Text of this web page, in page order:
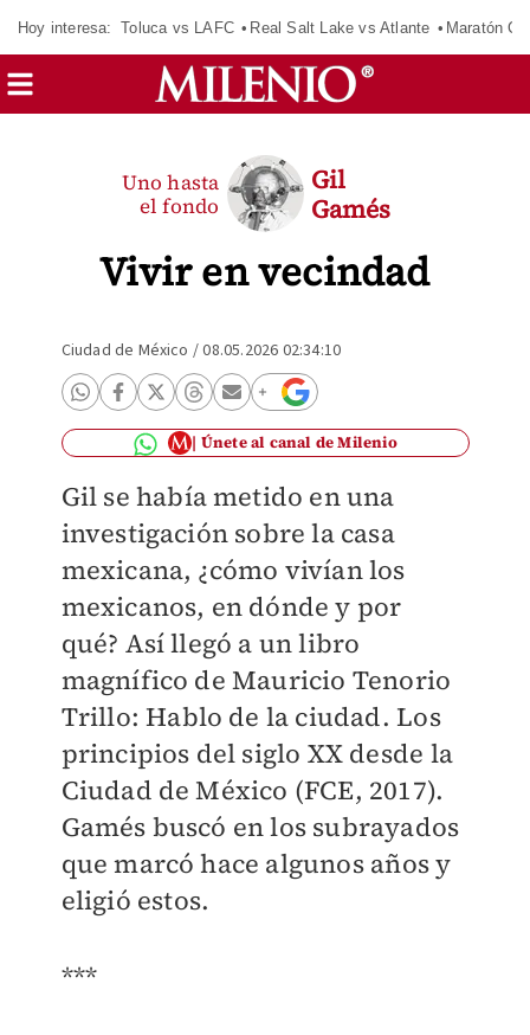
Hoy interesa: Toluca vs LAFC Real Salt Lake vs Atlante Maratón
Vivir en vecindad
Uno hasta
el fondo
Gil
Gamés
Ciudad de México /08.05.2026 02:34:10
Únete al canal de Milenio
Gil se había metido en una
investigación sobre la casa
mexicana, ¿cómo vivían los
mexicanos, en dónde y por
qué? Así llegó a un libro
magnífico de Mauricio Tenorio
Trillo: Hablo de la ciudad. Los
principios del siglo XX desde la
Ciudad de México (FCE, 2017).
Gamés buscó en los subrayados
que marcó hace algunos años y
eligió estos.
***